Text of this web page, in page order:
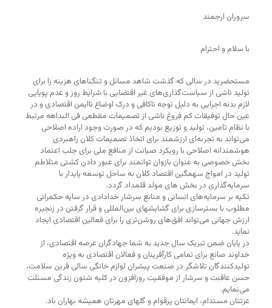
سروران ارجمند
با سلام و احترام
مستحضرید در سالی که گذشت شاهد مسائل و تنگناهای هزینه زا برای
تولید ناشی از سیاست‌گذاری‌های غیر اقتضایی با شرایط روز و عدم پویایی
لازم بدنه اجرایی به دلیل توجه ناکافی و درک اوضاع ناایمن اقتصادی و در
عین حال توفیقات کم فروغ ناشی از تصمیمات مقطعی فی البداهه مرتبط
با نظام تامین، تولید و توزیع بودیم که در صورت وجود اراده اصلاحی
می‌تواند به تجربه‌ای ارزشمند برای اتخاذ تصمیمات کلان راهبردی
هوشمندانه اصلاحی با رویکرد صیانت از منافع ملی برای جلب اعتماد
بخش خصوصی به عنوان بازوان توانمند برای عبور دادن کشتی متلاطم
تولید در امواج سهمگین اقتصاد کلان به ساحل توسعه پایدار با
سرمایه‌گذاری در بخش های مولد قلمداد گردد.
تکیه بر سرمایه‌های انسانی و منابع سرشار خدادادی در سایه حکمرانی
مطلوب با بسترسازی برای گشایشهای بین‌المللی و قرار گرفتن در زنجیره
ارزش جهانی می‌تواند افق‌های روشن‌تری را برای فعالین اقتصادی ایجاد
نماید.
در پایان ضمن تبریک سال جدید به شما جهادگران عرصه اقتصادی، از
خداوند صانع برای تمامی کارآفرینان و فعالان اقتصادی به ویژه
تولیدکنندگان تلاشگر در صنعت پیشران لوازم خانگی سالی قرین سلامت،
حسن عاقبت و سرشار از موفقیت روزافزون در کلیه شئون زندگی مسئلت
می‌نمایم.
عزتتان مستدام، ایمانتان پرقوام و گلهای مهرتان همیشه بهاران باد.